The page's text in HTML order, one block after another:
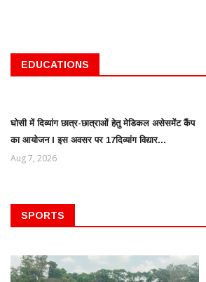
EDUCATIONS
घोसी में दिव्यांग छात्र-छात्राओं हेतु मेडिकल असेसमेंट कैंप
का आयोजन l इस अवसर पर 17दिव्यांग विद्यार...
Aug 7, 2026
SPORTS